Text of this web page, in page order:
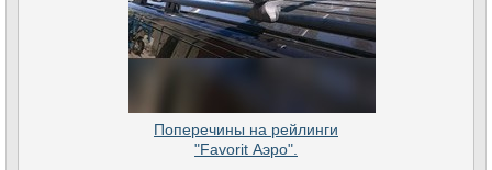
Поперечины на рейлинги
"Favorit Аэро".